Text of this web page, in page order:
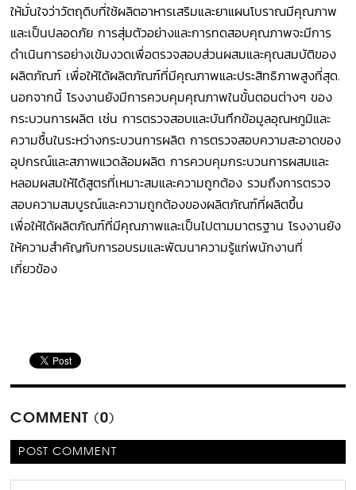
ให้มั่นใจว่าวัตถุดิบที่ใช้ผลิตอาหารเสริมและยาแผนโบราณมีคุณภาพ
และเป็นปลอดภัย การสุ่มตัวอย่างและการทดสอบคุณภาพจะมีการ
ดำเนินการอย่างเข้มงวดเพื่อตรวจสอบส่วนผสมและคุณสมบัติของ
ผลิตภัณฑ์ เพื่อให้ได้ผลิตภัณฑ์ที่มีคุณภาพและประสิทธิภาพสูงที่สุด.
นอกจากนี้ โรงงานยังมีการควบคุมคุณภาพในขั้นตอนต่างๆ ของ
กระบวนการผลิต เช่น การตรวจสอบและบันทึกข้อมูลอุณหภูมิและ
ความชื้นในระหว่างกระบวนการผลิต การตรวจสอบความสะอาดของ
อุปกรณ์และสภาพแวดล้อมผลิต การควบคุมกระบวนการผสมและ
หลอมผสมให้ได้สูตรที่เหมาะสมและความถูกต้อง รวมถึงการตรวจ
สอบความสมบูรณ์และความถูกต้องของผลิตภัณฑ์ที่ผลิตขึ้น
เพื่อให้ได้ผลิตภัณฑ์ที่มีคุณภาพและเป็นไปตามมาตรฐาน โรงงานยัง
ให้ความสำคัญกับการอบรมและพัฒนาความรู้แก่พนักงานที่
เกี่ยวข้อง
COMMENT (0)
POST COMMENT